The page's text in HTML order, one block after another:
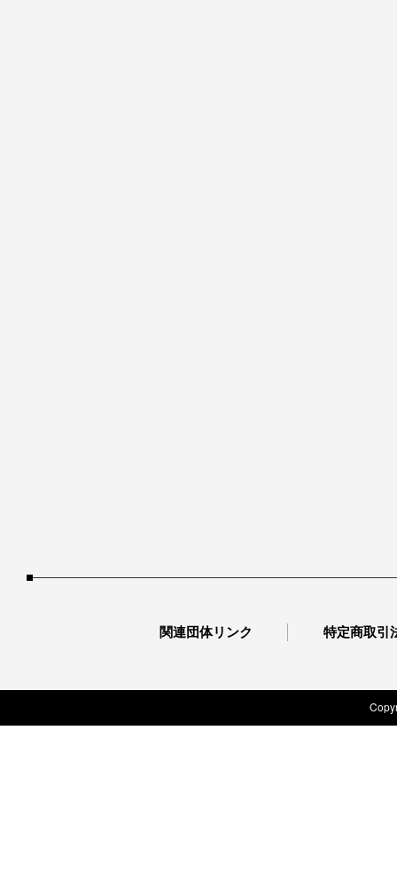
関連団体リンク 特定商取引